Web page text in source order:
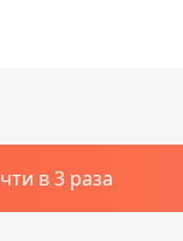
в 3 раза